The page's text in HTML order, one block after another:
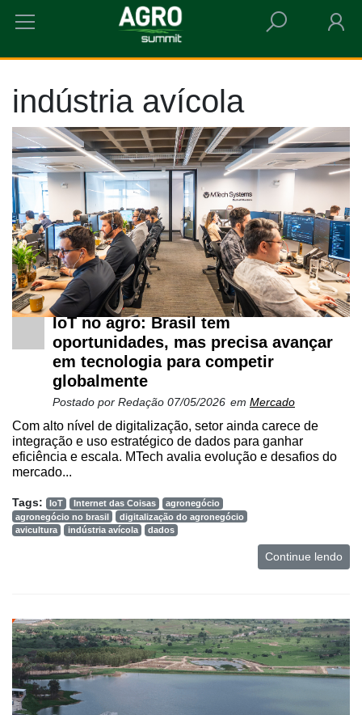
HOME INDÚSTRIA AVÍCOLA
indústria avícola
IoT no agro: Brasil tem
oportunidades, mas precisa avançar
em tecnologia para competir
globalmente
Postado por Redação 07/05/2026 em Mercado
Com alto nível de digitalização, setor ainda carece de
integração e uso estratégico de dados para ganhar
eficiência e escala. MTech avalia evolução e desafios do
mercado...
Tags: IoT Internet das Coisas
agronegócio
agronegócio no brasil
digitalização do agronegócio
avicultura
indústria avícola dados
Continue lendo